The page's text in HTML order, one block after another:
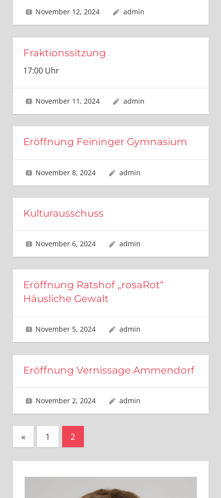
November 12, 2024 admin
Fraktionssitzung
17:00 Uhr
November 11, 2024 admin
Eröffnung Feininger Gymnasium
November 8, 2024 admin
Kulturausschuss
November 6, 2024 admin
Eröffnung Ratshof „rosaRot“
Häusliche Gewalt
November 5, 2024 admin
Eröffnung Vernissage Ammendorf
November 2, 2024 admin
Seitennummerierung
der
Beiträge
«Vorherige
Beiträge
1 2